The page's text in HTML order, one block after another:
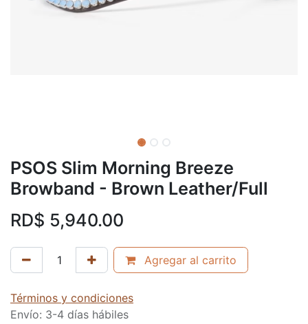
PSOS Slim Morning Breeze
Browband - Brown Leather/Full
RD$ 5,940.00
Agregar al carrito
Términos y condiciones
Envío: 3-4 días hábiles